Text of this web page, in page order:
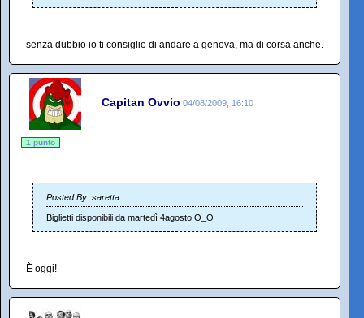
senza dubbio io ti consiglio di andare a genova, ma di corsa anche.
Capitan Ovvio 04/08/2009, 16:10
1 punto
Posted By: saretta
Biglietti disponibili da martedì 4agosto O_O
È oggi!